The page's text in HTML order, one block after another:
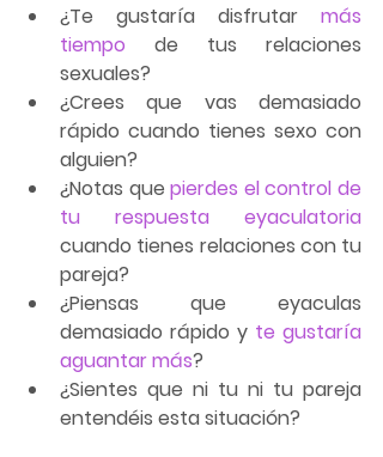
¿Te gustaría disfrutar más
tiempo de tus relaciones
sexuales?
¿Crees que vas demasiado
rápido cuando tienes sexo con
alguien?
¿Notas que pierdes el control de
tu respuesta eyaculatoria
cuando tienes relaciones con tu
pareja?
¿Piensas que eyaculas
demasiado rápido y te gustaría
aguantar más?
¿Sientes que ni tu ni tu pareja
entendéis esta situación?